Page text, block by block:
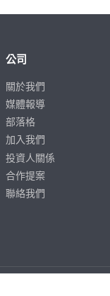
公司
關於我們
媒體報導
部落格
加入我們
投資人關係
合作提案
聯絡我們